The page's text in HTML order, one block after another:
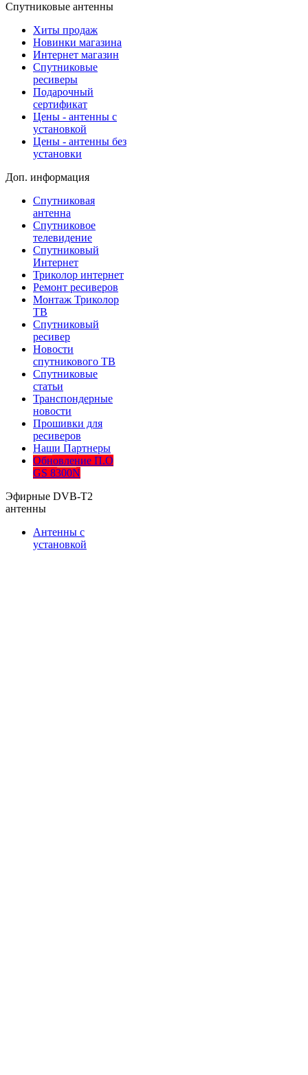
Спутниковые антенны
Хиты продаж
Новинки магазина
Интернет магазин
Спутниковые
ресиверы
Подарочный
сертификат
Цены - антенны с
установкой
Цены - антенны без
установки
Доп. информация
Спутниковая
антенна
Спутниковое
телевидение
Спутниковый
Интернет
Триколор интернет
Ремонт ресиверов
Монтаж Триколор
ТВ
Спутниковый
ресивер
Новости
спутникового ТВ
Спутниковые
статьи
Транспондерные
новости
Прошивки для
ресиверов
Наши Партнеры
Обновление П.О
GS 8300N
Эфирные DVB-T2
антенны
Антенны с
установкой